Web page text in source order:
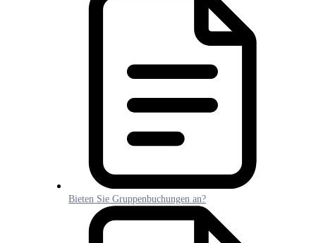
Bieten Sie Gruppenbuchungen an?